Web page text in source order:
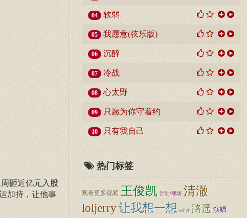
砸近亿元入股
加持，让他事
04 软弱
05 我愿意(弦乐版)
06 沉醉
07 冷战
08 心太野
09 只愿为你守着约
10 只有我自己
热门标签
观看更多视频 王俊凯 活动/现场 清澈
loljerry让我想一想 6个月 路遥 演唱